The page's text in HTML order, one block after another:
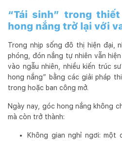
“Tái sinh” trong
hong nắng trở lại với
Trong nhịp sống đô thị hiện đại,
phóng, đón nắng tự nhiên vẫn
vào ngẫu nhiên, nhiều kiến trúc
hong nắng” bằng các giải pháp
trong hoặc ban công mở.
Ngày nay, góc hong nắng không
mà còn trở thành:
Không gian nghỉ ngơi: